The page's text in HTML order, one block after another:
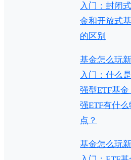
入门：封闭
金和开放式
的区别
基金怎么玩
入门：什么
强型ETF基金
强ETF有什么
点？
基金怎么玩